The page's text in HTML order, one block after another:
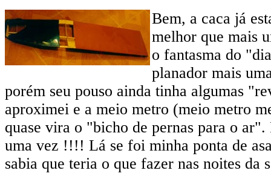
Bem, a caca já
melhor que mais
o fantasma do
planador mais
porém seu pouso ainda tinha algumas
aproximei e a meio metro (meio metro
quase vira o "bicho de pernas para o
uma vez !!!! Lá se foi minha ponta de
sabia que teria o que fazer nas noites da